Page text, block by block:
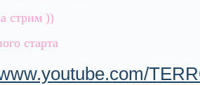
стрим ))
старта